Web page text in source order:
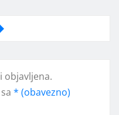
objavljena.
* (obavezno)